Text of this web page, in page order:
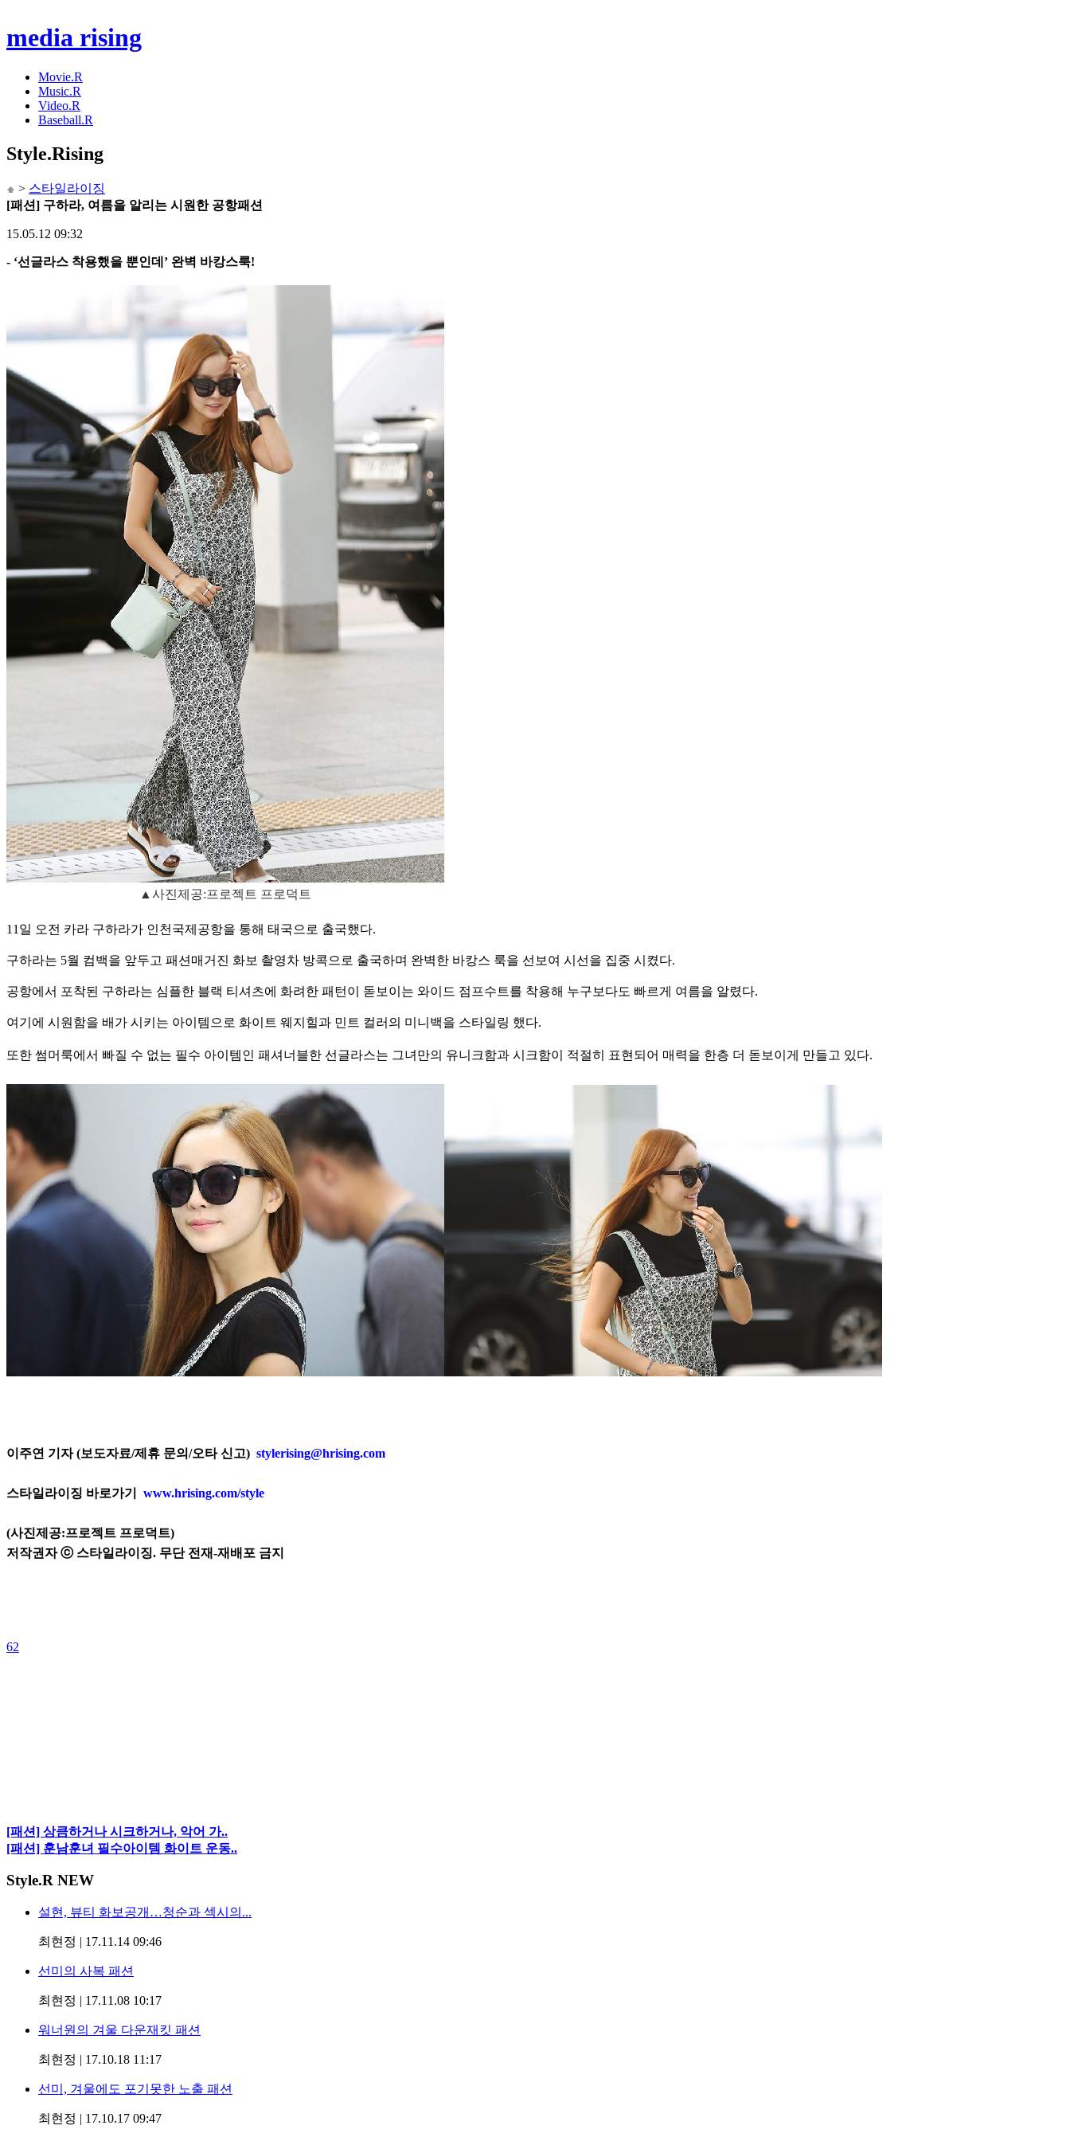
media rising
Movie.R
Music.R
Video.R
Baseball.R
Style.Rising
> 스타일라이징
[패션] 구하라, 여름을 알리는 시원한 공항패션
15.05.12 09:32
- ‘선글라스 착용했을 뿐인데’ 완벽 바캉스룩!
▲사진제공:프로젝트 프로덕트
11일 오전 카라 구하라가 인천국제공항을 통해 태국으로 출국했다.
구하라는 5월 컴백을 앞두고 패션매거진 화보 촬영차 방콕으로 출국하며 완벽한 바캉스 룩을 선보여 시선을 집중 시켰다.
공항에서 포착된 구하라는 심플한 블랙 티셔츠에 화려한 패턴이 돋보이는 와이드 점프수트를 착용해 누구보다도 빠르게 여름을 알렸다.
여기에 시원함을 배가 시키는 아이템으로 화이트 웨지힐과 민트 컬러의 미니백을 스타일링 했다.
또한 썸머룩에서 빠질 수 없는 필수 아이템인 패셔너블한 선글라스는 그녀만의 유니크함과 시크함이 적절히 표현되어 매력을 한층 더 돋보이게 만들고 있다.
이주연 기자 (보도자료/제휴 문의/오타 신고) stylerising@hrising.com
스타일라이징 바로가기 www.hrising.com/style
(사진제공:프로젝트 프로덕트)
저작권자 ⓒ 스타일라이징. 무단 전재-재배포 금지
62
[패션] 상큼하거나 시크하거나, 악어 가..
[패션] 훈남훈녀 필수아이템 화이트 운동..
Style.R NEW
설현, 뷰티 화보공개…청순과 섹시의...
최현정 | 17.11.14 09:46
선미의 사복 패션
최현정 | 17.11.08 10:17
워너원의 겨울 다운재킷 패션
최현정 | 17.10.18 11:17
선미, 겨울에도 포기못한 노출 패션
최현정 | 17.10.17 09:47